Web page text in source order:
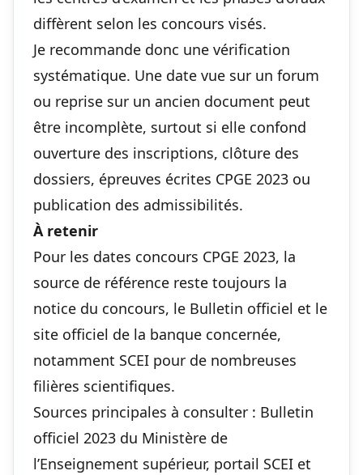
diffèrent selon les concours visés.
Je recommande donc une vérification
systématique. Une date vue sur un forum
ou reprise sur un ancien document peut
être incomplète, surtout si elle confond
ouverture des inscriptions, clôture des
dossiers, épreuves écrites CPGE 2023 ou
publication des admissibilités.
À retenir
Pour les dates concours CPGE 2023, la
source de référence reste toujours la
notice du concours, le Bulletin officiel et le
site officiel de la banque concernée,
notamment SCEI pour de nombreuses
filières scientifiques.
Sources principales à consulter : Bulletin
officiel 2023 du Ministère de
l’Enseignement supérieur, portail SCEI et